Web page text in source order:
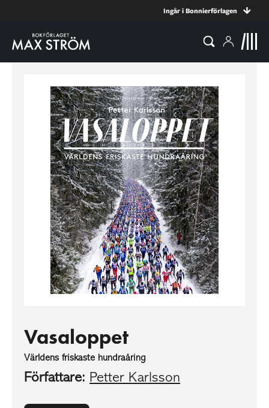
Ingår i Bonnierförlagen
Vasaloppet
Världens friskaste hundraåring
Författare: Petter Karlsson